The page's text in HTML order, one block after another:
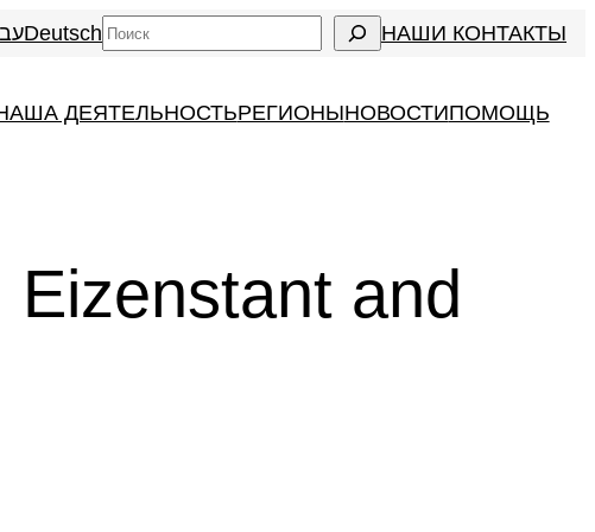
Deutsch Search НАШИ КОНТАКТЫ
ДЕЯТЕЛЬНОСТЬРЕГИОНЫНОВОСТИПОМОЩЬ
and